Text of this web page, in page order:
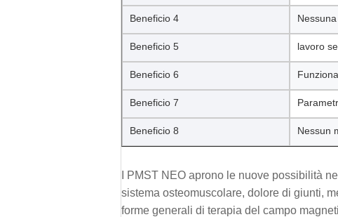
Beneficio 4
Beneficio 5 lavoro
Beneficio 6
Beneficio 7
Beneficio 8 Nessun
I PMST NEO aprono le nuove possibilità
sistema osteomuscolare, dolore di giunti,
forme generali di terapia del campo